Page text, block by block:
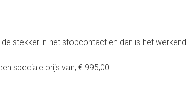
stekker in het stopcontact en dan is het werkend
speciale prijs van; € 995,00